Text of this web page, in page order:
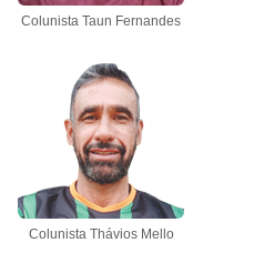
Colunista Taun Fernandes
Colunista Thávios Mello